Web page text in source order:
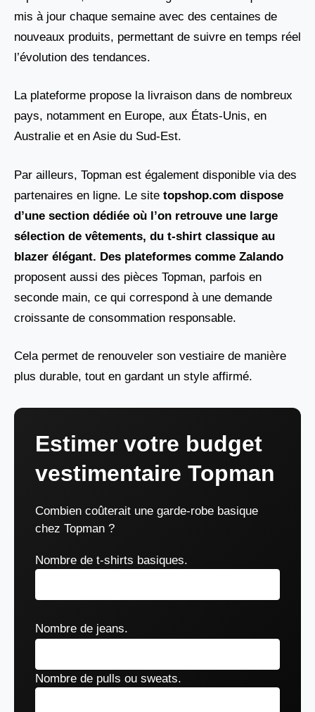
mis à jour chaque semaine avec des centaines de
nouveaux produits, permettant de suivre en temps réel
l’évolution des tendances.
La plateforme propose la livraison dans de nombreux
pays, notamment en Europe, aux États-Unis, en
Australie et en Asie du Sud-Est.
Par ailleurs, Topman est également disponible via des
partenaires en ligne. Le site topshop.com dispose
d’une section dédiée où l’on retrouve une large
sélection de vêtements, du t-shirt classique au
blazer élégant. Des plateformes comme Zalando
proposent aussi des pièces Topman, parfois en
seconde main, ce qui correspond à une demande
croissante de consommation responsable.
Cela permet de renouveler son vestiaire de manière
plus durable, tout en gardant un style affirmé.
Estimer votre budget
vestimentaire Topman
Combien coûterait une garde-robe basique
chez Topman ?
Nombre de t-shirts basiques.
Nombre de jeans.
Nombre de pulls ou sweats.